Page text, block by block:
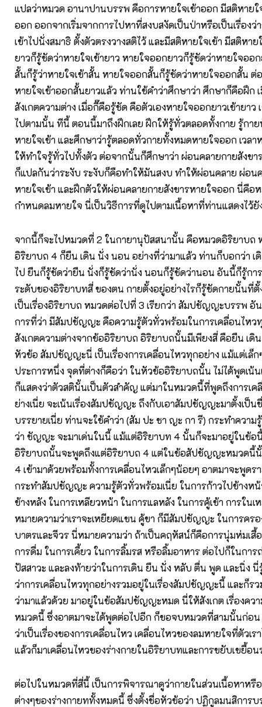
แปลว่าหมวด อานาปานบรรพ คือการหายใจเข้าออก มีสติหายใ
ออก ออกจากเริ่มจากการไปหาที่สงบสงัดเป็นป่าหรือเป็นเรื่องว่
เข้าไปนั่งสมาธิ ตั้งตัวตรงวางสติไว้ และมีสติหายใจเข้า มีสติหา
ยาวก็รู้ชัดว่าหายใจเข้ายาว หายใจออกยาวก็รู้ชัดว่าหายใจออก
สั้นก็รู้ว่าหายใจเข้าสั้น หายใจออกสั้นก็รู้ชัดว่าหายใจออกสั้น ต่
หายใจเข้าออกสั้นยาวแล้ว ท่านใช้คำว่าศึกษาว่า ศึกษาก็คือฝึก
สังเกตความต่าง เมื่อกี๊คือรู้ชัด คือตัวเองหายใจออกยาวเข้ายาว
ไปตามนั้น ทีนี้ ตอนนี้มาถึงฝึกเลย ฝึกให้รู้ทั่วตลอดทั้งกาย รู้กา
หายใจเข้า และศึกษาว่ารู้ตลอดทั่วกายทั้งหมดหายใจออก เวลา
ให้ทำใจรู้ทั่วไปทั้งตัว ต่อจากนั้นก็ศึกษาว่า ผ่อนคลายกายสังขา
ก็แปลกันว่าระงับ ระงับก็คือทำให้มันสงบ ทำให้ผ่อนคลาย ผ่อน
หายใจเข้า และฝึกตัวให้ผ่อนคลายกายสังขารหายใจออก นี่คือ
กำหนดลมหายใจ นี่เป็นวิธีการที่ดูไปตามเนื้อหาที่ท่านแสดงไว้ยั
จากนี้ก็จะไปหมวดที่ 2 ในกายานุปัสสนานั้น คือหมวดอิริยาบถ
อิริยาบถ 4 ก็ยืน เดิน นั่ง นอน อย่างที่ว่ามาแล้ว ท่านก็บอกว่า เ
ไป ยืนก็รู้ชัดว่ายืน นั่งก็รู้ชัดว่านั่ง นอนก็รู้ชัดว่านอน อันนี้ก็รู้กา
ระดับของอิริยาบทสี่ ของตน กายตั้งอยู่อย่างไรก็รู้ชัดกายนั้นที่
เป็นเรื่องอิริยาบถ หมวดต่อไปที่ 3 เรียกว่า สัมปชัญญะบรรพ อัน
การที่ว่า มีสัมปชัญญะ คือความรู้ตัวทั่วพร้อมในการเคลื่อนไหว
สังเกตความต่างจากข้ออิริยาบถ อิริยาบถนั้นมีเพียงสี่ คือยืน เดิ
หัวข้อ สัมปชัญญะนี่ เป็นเรื่องการเคลื่อนไหวทุกอย่าง แม้แต่เล็
ประการหนึ่ง จุดที่ต่างก็คือว่า ในหัวข้ออิริยาบถนั้น ไม่ได้พูดเน้
ก็แสดงว่าตัวสตินั้นเป็นตัวสำคัญ แต่มาในหมวดนี้ที่พูดถึงการเ
ย่างเนี่ย จะเน้นเรื่องสัมปชัญญะ ถึงกับเอาสัมปชัญญะมาตั้งเป็น
บรรยายเนี่ย ท่านจะใช้คำว่า (สัม ปะ ชา ญะ กา รี) กระทำควา
ว่า ชัญญะ จะมาเด่นในนี้ แม้แต่อิริยาบท 4 นั้นก็จะมาอยู่ในข้อ
อิริยาบถนั้นจะพูดถึงแต่อิริยาบถ 4 แต่ในข้อสัปชัญญะหมวดนี้
4 เข้ามาด้วยพร้อมทั้งการเคลื่อนไหวเล็กๆน้อยๆ อาตมาจะพูดร
กระทำสัมปชัญญะ ความรู้ตัวทั่วพร้อมเนี่ย ในการก้าวไปข้างหน้
ข้างหลัง ในการเหลียวหน้า ในการแลหลัง ในการคู้เข้า การใน
หมายความว่าเราจะเหยียดแขน คู้ขา ก็มีสัมปชัญญะ ในการคร
บาตรและจีวร นี่หมายความว่า ถ้าเป็นคฤหัสน์ก็คือการนุ่มห่มเสื้
การดื่ม ในการเคี้ยว ในการลิ้มรส หรือลิ้มอาหาร ต่อไปก็ในการ
ปัสสาวะ และลงท้ายว่าในการเดิน ยืน นั่ง หลับ ตื่น พูด และนิ่ง
ว่าการเคลื่อนไหวทุกอย่างรวมอยู่ในเรื่องสัมปชัญญะนี้ และก็ร
ว่ามาแล้วด้วย มาอยู่ในข้อสัมปชัญญะหมด นี่ให้สังเกต เรื่องควา
หมวดนี้ ซึ่งอาตมาจะได้พูดต่อไปอีก ก็ขอจบหมวดที่สามนั้นก่อน
ว่าเป็นเรื่องของการเคลื่อนไหว เคลื่อนไหวของลมหายใจที่ตัวเร
แล้วก็มาเคลื่อนไหวของร่างกายในอิริยาบทและการขยับเขยื้อน
ต่อไปในหมวดที่สี่นี้ เป็นการพิจารณาดูว่ากายในส่วนเนื้อหาหรื
ต่างๆของร่างกายททั้งหมดนี้ ซึ่งตั้งชื่อหัวข้อว่า ปฏิกูลมนสิการ